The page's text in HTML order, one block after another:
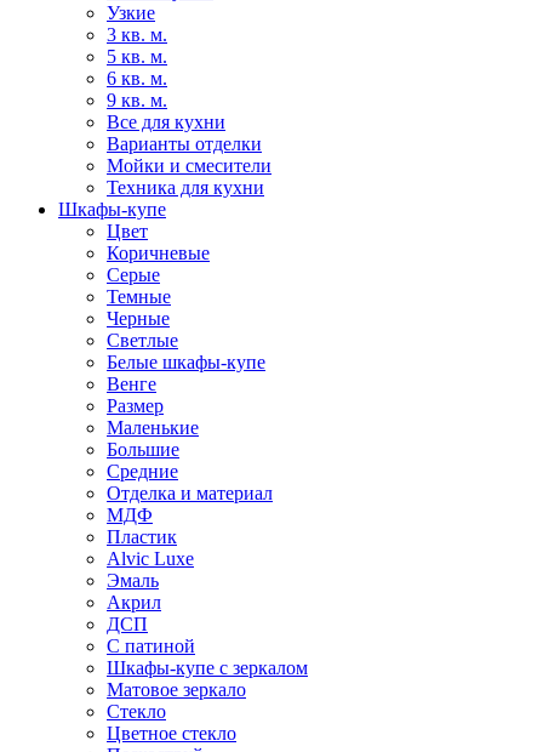
Узкие
3 кв. м.
5 кв. м.
6 кв. м.
9 кв. м.
Все для кухни
Варианты отделки
Мойки и смесители
Техника для кухни
Шкафы-купе
Цвет
Коричневые
Серые
Темные
Черные
Светлые
Белые шкафы-купе
Венге
Размер
Маленькие
Большие
Средние
Отделка и материал
МДФ
Пластик
Alvic Luxe
Эмаль
Акрил
ДСП
С патиной
Шкафы-купе с зеркалом
Матовое зеркало
Стекло
Цветное стекло